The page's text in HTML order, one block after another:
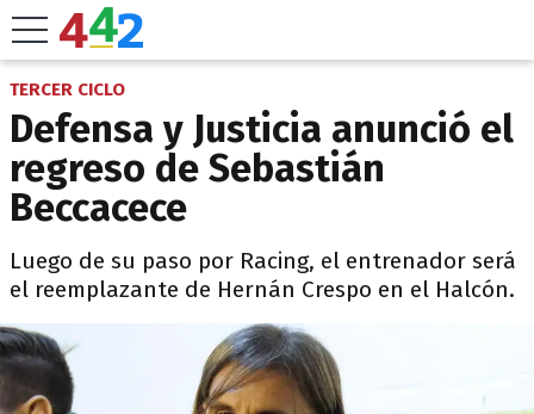
TERCER CICLO
Defensa y Justicia anunció el
regreso de Sebastián
Beccacece
Luego de su paso por Racing, el entrenador será
el reemplazante de Hernán Crespo en el Halcón.